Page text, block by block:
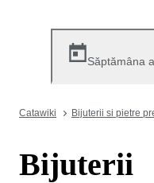
Săptămâna
Catawiki Bijuterii si pietre
Bijuterii